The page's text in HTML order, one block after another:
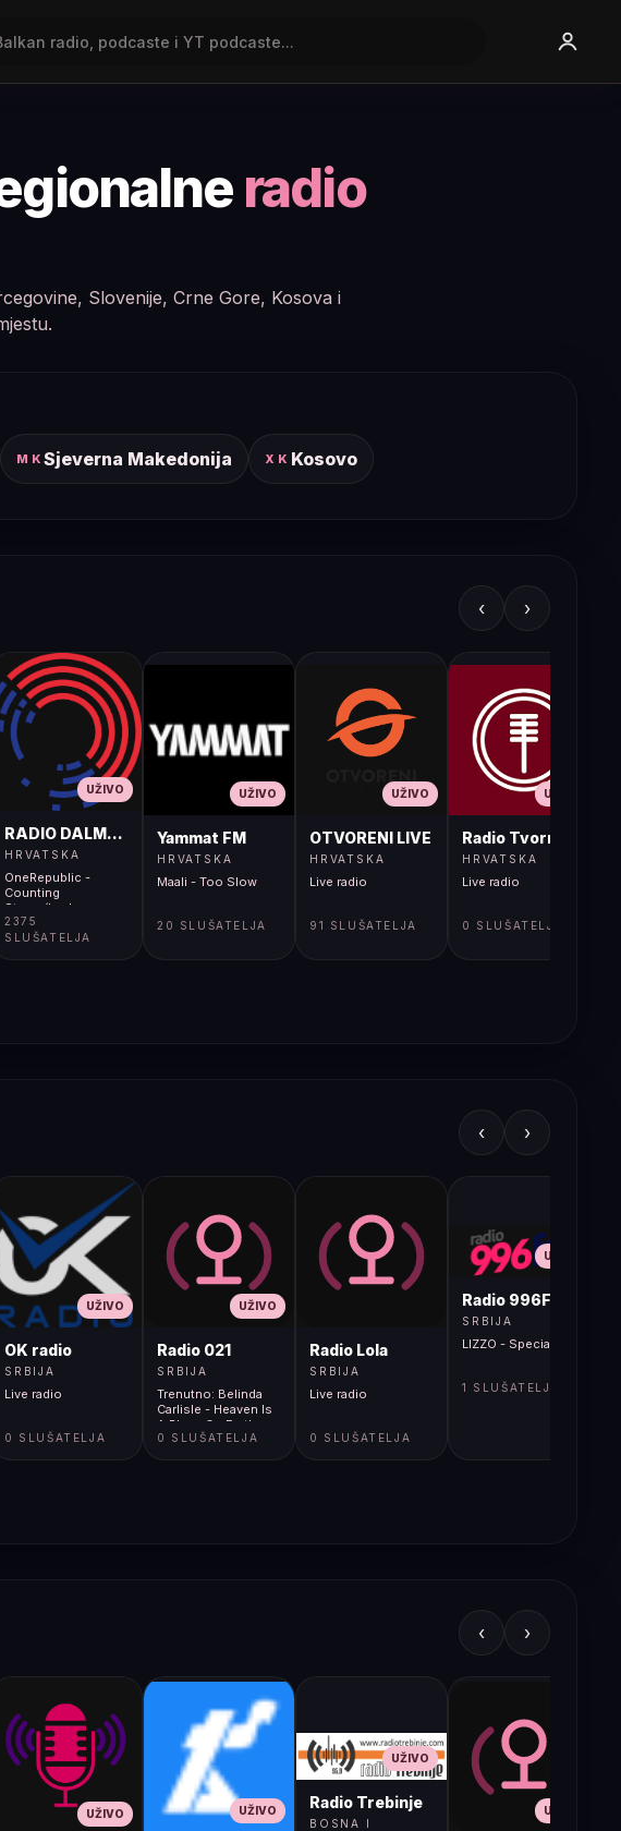
radio
Slovenije, Crne Gore, Kosova i
MKSjeverna Makedonija XK Kosovo
‹ ›
UŽIVO
RADIO DALMACIJA LIVE
HRVATSKA
OneRepublic -
Counting
Stars</body>
</html>
2375
SLUŠATELJA
UŽIVO
Yammat FM
HRVATSKA
Maali - Too Slow
20 SLUŠATELJA
UŽIVO
OTVORENI LIVE
HRVATSKA
Live radio
91 SLUŠATELJA
UŽIVO
Radio Tvornica
HRVATSKA
Live radio
0 SLUŠATELJA
‹ ›
UŽIVO
OK radio
SRBIJA
Live radio
0 SLUŠATELJA
UŽIVO
Radio 021
SRBIJA
Trenutno: Belinda
Carlisle - Heaven Is
A Place On Earth
0 SLUŠATELJA
Radio Lola
SRBIJA
Live radio
0 SLUŠATELJA
UŽIVO
Radio 996FM
SRBIJA
LIZZO - Special
1 SLUŠATELJA
‹ ›
UŽIVO UŽIVO
UŽIVO
Radio Trebinje
BOSNA I
UŽIVO